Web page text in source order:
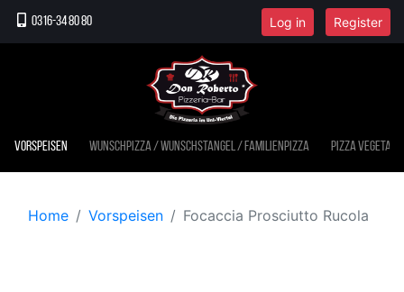
0316-34 80 80 Log in Register
Vorspeisen Wunschpizza / Wunschstangel / Familienpizza Pizza
Home Vorspeisen Focaccia Prosciutto Rucola